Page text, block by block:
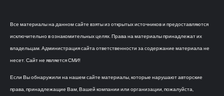
Все материалы на данном сайте взяты из открытых источников и предоставляются
исключительно в ознакомительных целях. Права на материалы принадлежат их
владельцам. Администрация сайта ответственности за содержание материала не
несет. Сайт не является СМИ!
Если Вы обнаружили на нашем сайте материалы, которые нарушают авторские
права, принадлежащие Вам, Вашей компании или организации, пожалуйста,